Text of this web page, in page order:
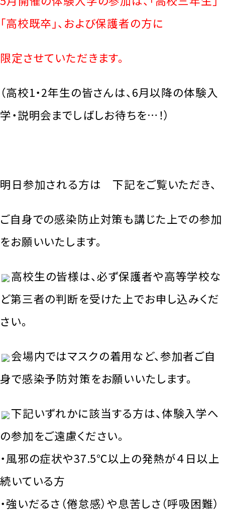
「高校既卒」、および保護者の方に
限定させていただきます。
（高校1・2年生の皆さんは、6月以降の体験入
学・説明会までしばしお待ちを…！）
明日参加される方は 下記をご覧いただき、
ご自身での感染防止対策も講じた上での参加
をお願いいたします。
高校生の皆様は、必ず保護者や高等学校な
ど第三者の判断を受けた上でお申し込みくだ
さい。
会場内ではマスクの着用など、参加者ご自
身で感染予防対策をお願いいたします。
下記いずれかに該当する方は、体験入学へ
の参加をご遠慮ください。
・風邪の症状や37.5℃以上の発熱が４日以上
続いている方
・強いだるさ（倦怠感）や息苦しさ（呼吸困難）